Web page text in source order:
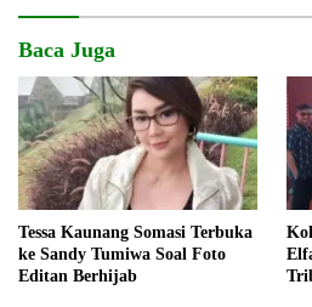
Baca Juga
Tessa Kaunang Somasi Terbuka
ke Sandy Tumiwa Soal Foto
Editan Berhijab